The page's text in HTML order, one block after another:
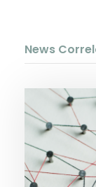
News